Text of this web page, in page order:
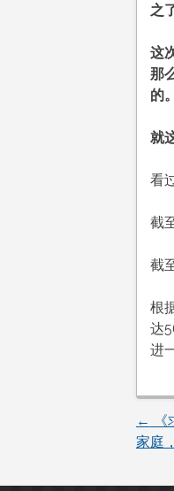
之
这
那
的
就
看
截
截
根
达
进
文
←
家庭